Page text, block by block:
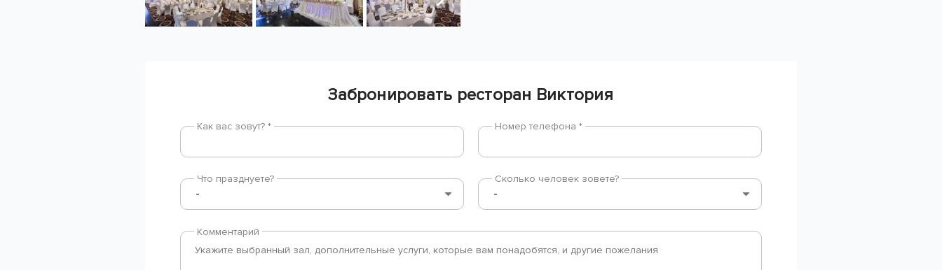
Забронировать ресторан Виктория
Как вас зовут? * Номер телефона *
Что празднуете? Сколько человек зовете?
Комментарий